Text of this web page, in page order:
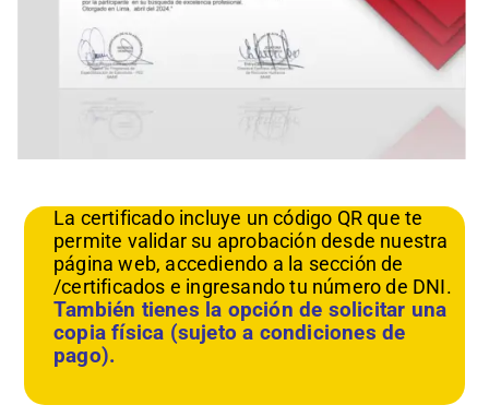
La certificado incluye un código QR que te
permite validar su aprobación desde nuestra
página web, accediendo a la sección de
/certificados e ingresando tu número de DNI.
También tienes la opción de solicitar una
copia física (sujeto a condiciones de
pago).